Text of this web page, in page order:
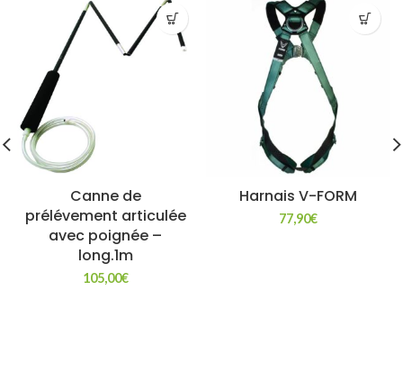
Canne de
prélévement articulée
avec poignée –
long.1m
105,00€
Harnais V-FORM
77,90€